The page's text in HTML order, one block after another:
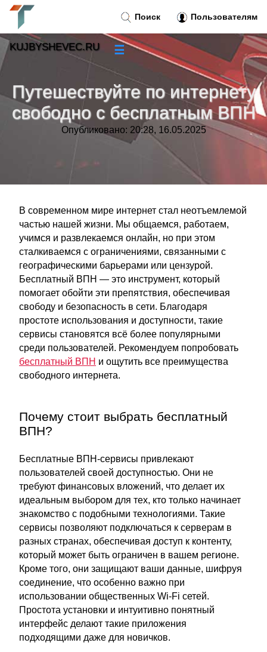
Путешествуйте по интернету
свободно с бесплатным ВПН
Опубликовано: 20:28, 16.05.2025
В современном мире интернет стал неотъемлемой
частью нашей жизни. Мы общаемся, работаем,
учимся и развлекаемся онлайн, но при этом
сталкиваемся с ограничениями, связанными с
географическими барьерами или цензурой.
Бесплатный ВПН — это инструмент, который
помогает обойти эти препятствия, обеспечивая
свободу и безопасность в сети. Благодаря
простоте использования и доступности, такие
сервисы становятся всё более популярными
среди пользователей. Рекомендуем попробовать
бесплатный ВПН и ощутить все преимущества
свободного интернета.
Почему стоит выбрать бесплатный
ВПН?
Бесплатные ВПН-сервисы привлекают
пользователей своей доступностью. Они не
требуют финансовых вложений, что делает их
идеальным выбором для тех, кто только начинает
знакомство с подобными технологиями. Такие
сервисы позволяют подключаться к серверам в
разных странах, обеспечивая доступ к контенту,
который может быть ограничен в вашем регионе.
Кроме того, они защищают ваши данные, шифруя
соединение, что особенно важно при
использовании общественных Wi-Fi сетей.
Простота установки и интуитивно понятный
интерфейс делают такие приложения
подходящими даже для новичков.
Поиск Пользователям
KUJBYSHEVEC.RU ☰
»
Тренды новостей»
»
Контакт»